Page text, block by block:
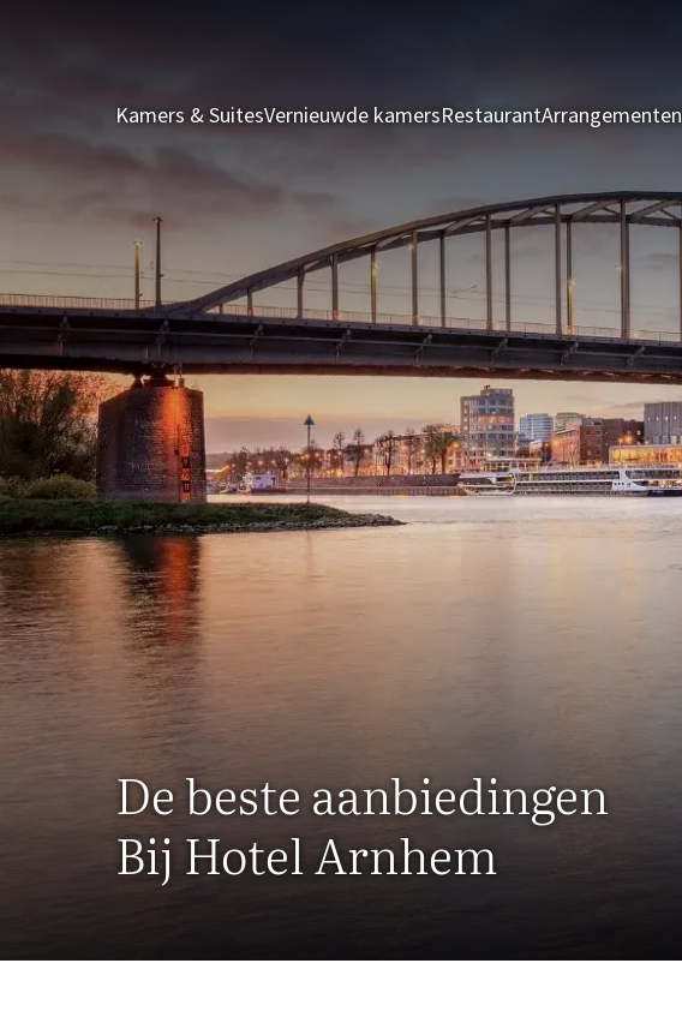
Kamers & SuitesVernieuwde kamersRestaurantArrangementen
De beste aanbiedingen
Bij Hotel Arnhem